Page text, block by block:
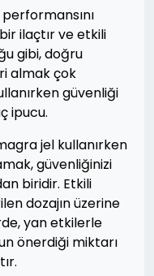
ilaçtır ve etkili
gibi, doğru
almak çok
güvenliği
ipucu.
jel kullanırken
güvenliğinizi
biridir. Etkili
dozajın üzerine
yan etkilerle
önerdiği miktarı